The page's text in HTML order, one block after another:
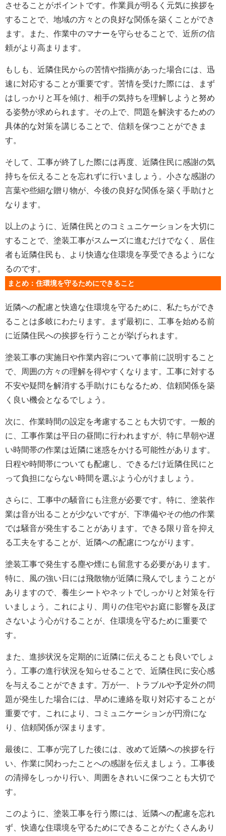
させることがポイントです。作業員が明るく元気に挨拶を
することで、地域の方々との良好な関係を築くことができ
ます。また、作業中のマナーを守らせることで、近所の信
頼がより高まります。
もしも、近隣住民からの苦情や指摘があった場合には、迅
速に対応することが重要です。苦情を受けた際には、まず
はしっかりと耳を傾け、相手の気持ちを理解しようと努め
る姿勢が求められます。その上で、問題を解決するための
具体的な対策を講じることで、信頼を保つことができま
す。
そして、工事が終了した際には再度、近隣住民に感謝の気
持ちを伝えることを忘れずに行いましょう。小さな感謝の
言葉や些細な贈り物が、今後の良好な関係を築く手助けと
なります。
以上のように、近隣住民とのコミュニケーションを大切に
することで、塗装工事がスムーズに進むだけでなく、居住
者も近隣住民も、より快適な住環境を享受できるようにな
るのです。
まとめ：住環境を守るためにできること
近隣への配慮と快適な住環境を守るために、私たちができ
ることは多岐にわたります。まず最初に、工事を始める前
に近隣住民への挨拶を行うことが挙げられます。
塗装工事の実施日や作業内容について事前に説明すること
で、周囲の方々の理解を得やすくなります。工事に対する
不安や疑問を解消する手助けにもなるため、信頼関係を築
く良い機会となるでしょう。
次に、作業時間の設定を考慮することも大切です。一般的
に、工事作業は平日の昼間に行われますが、特に早朝や遅
い時間帯の作業は近隣に迷惑をかける可能性があります。
日程や時間帯についても配慮し、できるだけ近隣住民にと
って負担にならない時間を選ぶよう心がけましょう。
さらに、工事中の騒音にも注意が必要です。特に、塗装作
業は音が出ることが少ないですが、下準備やその他の作業
では騒音が発生することがあります。できる限り音を抑え
る工夫をすることが、近隣への配慮につながります。
塗装工事で発生する塵や煙にも留意する必要があります。
特に、風の強い日には飛散物が近隣に飛んでしまうことが
ありますので、養生シートやネットでしっかりと対策を行
いましょう。これにより、周りの住宅やお庭に影響を及ぼ
さないよう心がけることが、住環境を守るために重要で
す。
また、進捗状況を定期的に近隣に伝えることも良いでしょ
う。工事の進行状況を知らせることで、近隣住民に安心感
を与えることができます。万が一、トラブルや予定外の問
題が発生した場合には、早めに連絡を取り対応することが
重要です。これにより、コミュニケーションが円滑にな
り、信頼関係が深まります。
最後に、工事が完了した後には、改めて近隣への挨拶を行
い、作業に関わったことへの感謝を伝えましょう。工事後
の清掃をしっかり行い、周囲をきれいに保つことも大切で
す。
このように、塗装工事を行う際には、近隣への配慮を忘れ
ず、快適な住環境を守るためにできることがたくさんあり